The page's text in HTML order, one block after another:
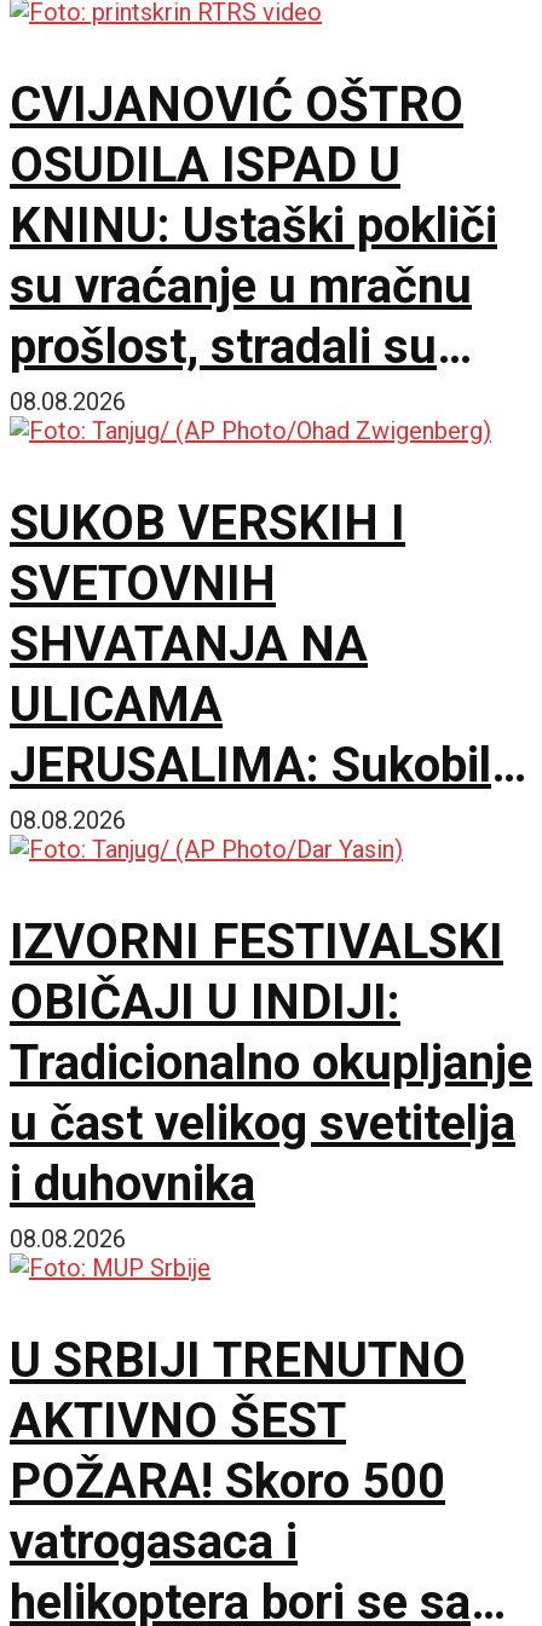
CVIJANOVIĆ OŠTRO
OSUDILA ISPAD U
KNINU: Ustaški pokliči
su vraćanje u mračnu
prošlost, stradali su
samo zato što su bili
08.08.2026
SUKOB VERSKIH I
SVETOVNIH
SHVATANJA NA
ULICAMA
JERUSALIMA: Sukobili
se ultraortodoksni
policija zbog rada kafića
subotom
08.08.2026
IZVORNI FESTIVALSKI
OBIČAJI U INDIJI:
Tradicionalno okupljanje
u čast velikog svetitelja
i duhovnika
08.08.2026
U SRBIJI TRENUTNO
AKTIVNO ŠEST
POŽARA! Skoro 500
vatrogasaca i
helikoptera bori se sa